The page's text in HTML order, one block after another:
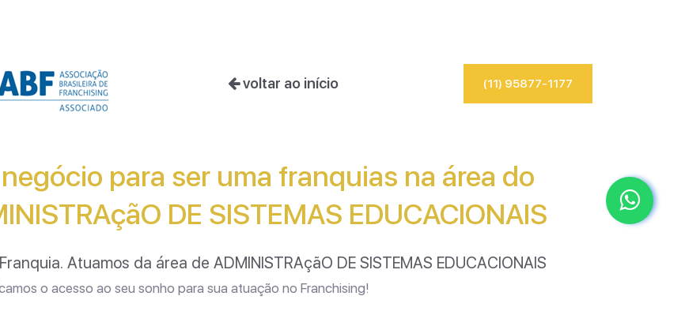
voltar ao início (11) 95877-1177
para ser uma franquias na área do
DE SISTEMAS EDUCACIONAIS
Atuamos da área de ADMINISTRAçãO DE SISTEMAS EDUCACIONAIS
o acesso ao seu sonho para sua atuação no Franchising!